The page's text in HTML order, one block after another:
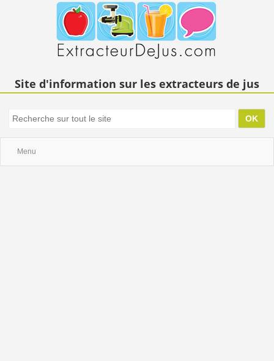
Site d'information sur les extracteurs de jus
Menu